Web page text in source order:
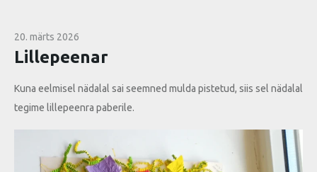
20. märts 2026
Lillepeenar
Kuna eelmisel nädalal sai seemned mulda pistetud, siis sel nädalal
tegime lillepeenra paberile.